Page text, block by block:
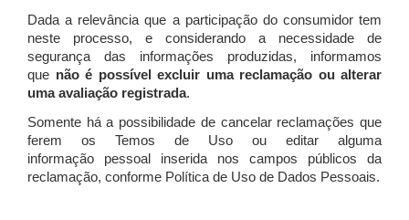
Dada a relevância que a participação do consumidor tem
neste processo, e considerando a necessidade de
segurança das informações produzidas, informamos
que não é possível excluir uma reclamação ou alterar
uma avaliação registrada.
Somente há a possibilidade de cancelar reclamações que
ferem os Temos de Uso ou editar alguma
informação pessoal inserida nos campos públicos da
reclamação, conforme Política de Uso de Dados Pessoais.